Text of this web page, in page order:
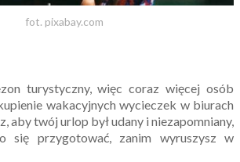
fot. pixabay.com
turystyczny, więc coraz więcej osób
wakacyjnych wycieczek w biurach
aby twój urlop był udany i niezapomniany,
się przygotować, zanim wyruszysz w